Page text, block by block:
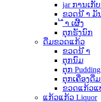
jar ການເກັ
ຂວດນ້ ຳ ມັ
້ ຳ ເຜີ້ງ
ຕຸກຮັງນົກ
ດື່ມຂວດແກ້ວ
ຂວດນ້ ຳ
ຕຸກນົມ
ຕຸກ Pudding
ຕຸກເຄື່ອງດື່ມ
ຂວດແກ້ວແ
ແກ້ວແກ້ວ Liquor